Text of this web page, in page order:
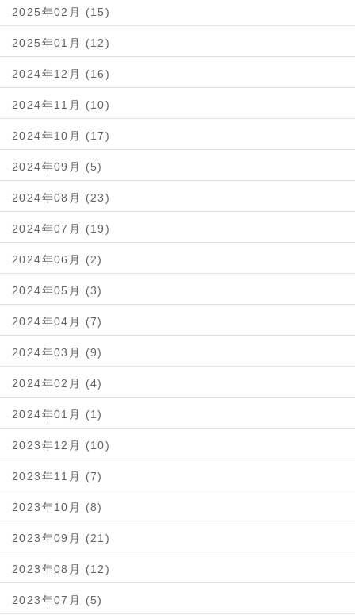
2025年02月 (15)
2025年01月 (12)
2024年12月 (16)
2024年11月 (10)
2024年10月 (17)
2024年09月 (5)
2024年08月 (23)
2024年07月 (19)
2024年06月 (2)
2024年05月 (3)
2024年04月 (7)
2024年03月 (9)
2024年02月 (4)
2024年01月 (1)
2023年12月 (10)
2023年11月 (7)
2023年10月 (8)
2023年09月 (21)
2023年08月 (12)
2023年07月 (5)